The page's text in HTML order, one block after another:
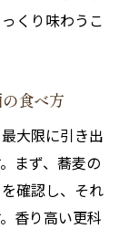
くり味わうこ
食べ方
大限に引き出
まず、蕎麦の
確認し、それ
香り高い更科